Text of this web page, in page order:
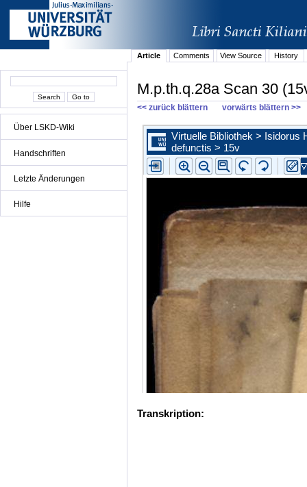
Über LSKD-Wiki
Handschriften
Letzte Änderungen
Hilfe
Article Comments View Source History
M.p.th.q.28a Scan 30
<< zurück blättern vorwärts blättern >>
Transkription: